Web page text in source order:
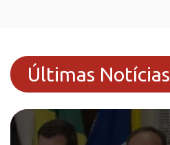
Últimas Notícias